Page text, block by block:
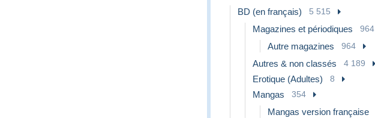
BD (en français) 5 515
Magazines et périodiques 964
Autre magazines 964
Autres & non classés 4 189
Erotique (Adultes) 8
Mangas 354
Mangas version française